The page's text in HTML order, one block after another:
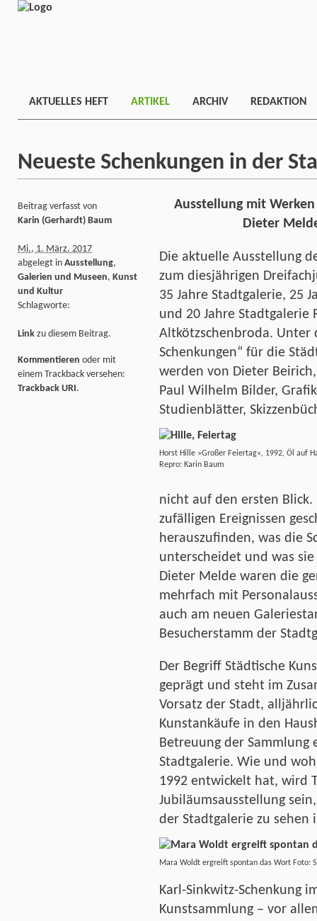
AKTUELLES HEFT ARTIKEL ARCHIV REDAKTION
Neueste Schenkungen in der
Ausstellung mit
Dieter
Die aktuelle Ausstellung
zum diesjährigen
35 Jahre Stadtgalerie, 25
und 20 Jahre Stadtgalerie
Altkötzschenbroda. Unter
Schenkungen“ für die
werden von Dieter
Paul Wilhelm Bilder,
Studienblätter,
Horst Hille »Großer Feiertag«, 1992, Öl auf
Repro: Karin Baum
nicht auf den ersten
zufälligen Ereignissen
herauszufinden, was die
unterscheidet und was
Dieter Melde waren die
mehrfach mit
auch am neuen
Besucherstamm der
Der Begriff Städtische
geprägt und steht im
Vorsatz der Stadt,
Kunstankäufe in den
Betreuung der
Stadtgalerie. Wie und
1992 entwickelt hat, wird
Jubiläumsausstellung
der Stadtgalerie zu sehen
Mara Woldt ergreift spontan das Wort Foto:
Karl-Sinkwitz-Schenkung
Kunstsammlung – vor
Beitrag verfasst von
Karin (Gerhardt) Baum
Mi., 1. März. 2017
abgelegt in Ausstellung,
Galerien und Museen, Kunst
und Kultur
Schlagworte:
Link zu diesem Beitrag.
Kommentieren oder mit
einem Trackback versehen:
Trackback URI.